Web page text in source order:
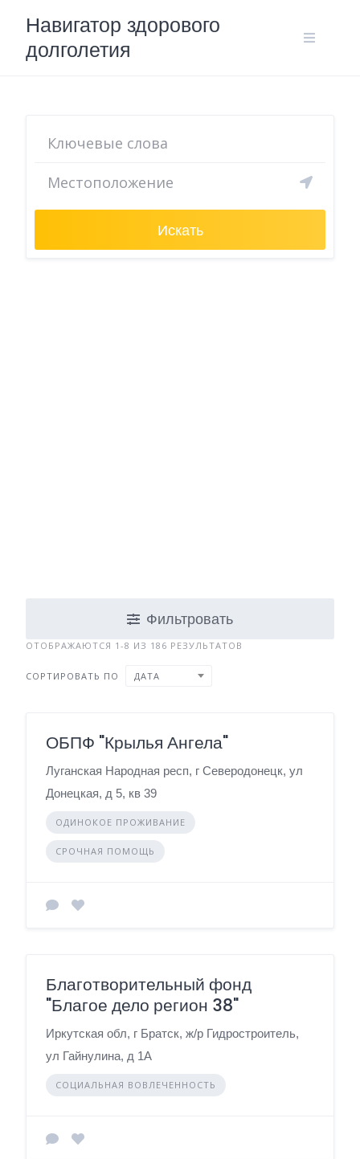
content
Навигатор здорового
долголетия
Искать
Фильтровать
ОТОБРАЖАЮТСЯ 1-8 ИЗ 186 РЕЗУЛЬТАТОВ
СОРТИРОВАТЬ ПО ДАТА
ОБПФ "Крылья Ангела"
Луганская Народная респ, г Северодонецк, ул
Донецкая, д 5, кв 39
ОДИНОКОЕ ПРОЖИВАНИЕ
СРОЧНАЯ ПОМОЩЬ
Благотворительный фонд
"Благое дело регион 38"
Иркутская обл, г Братск, ж/р Гидростроитель,
ул Гайнулина, д 1А
СОЦИАЛЬНАЯ ВОВЛЕЧЕННОСТЬ